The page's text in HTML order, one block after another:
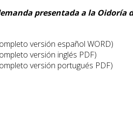
presentada a la Oidoría
versión español WORD)
versión inglés PDF)
versión portugués PDF)